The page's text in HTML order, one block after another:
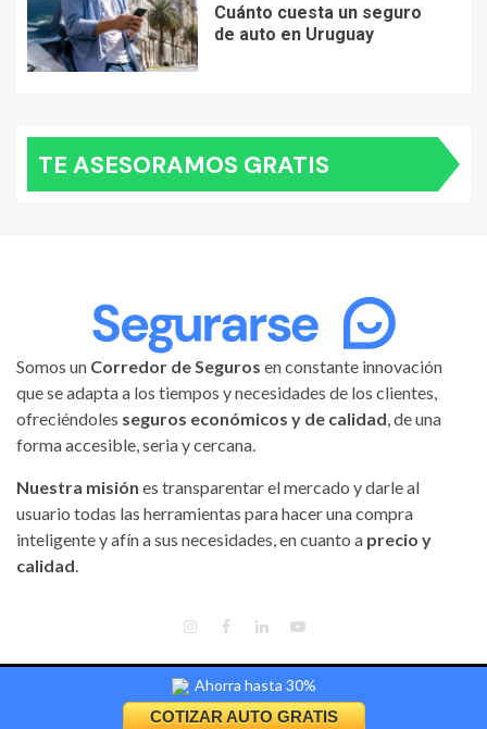
Ahorra hasta 30%
COTIZAR AUTO GRATIS
Cuánto cuesta un seguro
de auto en Uruguay
TE ASESORAMOS GRATIS
Somos un Corredor de Seguros en constante innovación
que se adapta a los tiempos y necesidades de los clientes,
ofreciéndoles seguros económicos y de calidad, de una
forma accesible, seria y cercana.
Nuestra misión es transparentar el mercado y darle al
usuario todas las herramientas para hacer una compra
inteligente y afín a sus necesidades, en cuanto a precio y
calidad.
INSTAGRAM
FACEBOOK
LINKEDIN
YOUTUBE
Segurarse | Todos los derechos reservados.
themes.